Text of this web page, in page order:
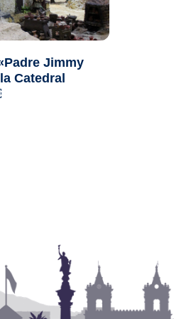
Jimmy
Catedral